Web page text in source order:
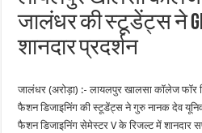
जालंधर की स्टूडेंट्स ने
शानदार प्रदर्शन
जालंधर (अरोड़ा) :- लायलपुर खालसा कॉलेज फॉर
फैशन डिजाइनिंग की स्टूडेंट्स ने गुरु नानक देव
फैशन डिजाइनिंग सेमेस्टर V के रिजल्ट में शानदार